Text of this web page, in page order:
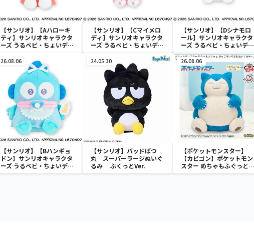
【サンリオ】【Aハローキ
ティ】サンリオキャラクタ
ーズ うるベビ・ちょいデカ
【サンリオ】【Cマイメロ
ディ】サンリオキャラクタ
ーズ うるベビ・ちょいデカ
【サンリオ】【Dシナモロ
ール】サンリオキャラクタ
ーズ うるベビ・ちょいデカ
ドール
26.08.06
【サンリオ】【Bハンギョ
ドン】サンリオキャラクタ
ーズ うるベビ・ちょいデカ
ドール
24.05.30
【サンリオ】バッドばつ
丸 スーパーラージぬいぐ
るみ ぷくっとVer.
26.08.06
【ポケットモンスター】
【カビゴン】ポケットモン
スター めちゃもふぐっと
ほっこりいやされぬいぐる